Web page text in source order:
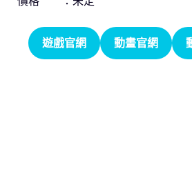
遊戲官網 動畫官網